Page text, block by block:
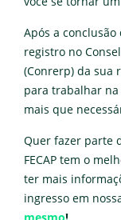
Após a conclusão
registro no
(Conrerp) da sua
para trabalhar
mais que
Quer fazer parte
FECAP tem o
ter mais
ingresso em